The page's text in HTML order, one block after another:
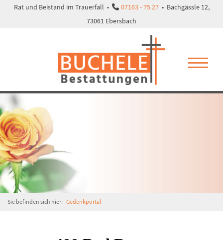
Rat und Beistand im Trauerfall • 07163 - 75 27• Bachgässle 12,
73061 Ebersbach
Sie befinden sich hier: Gedenkportal